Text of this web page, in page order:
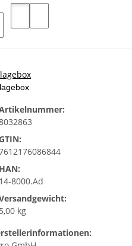
HAN:
14-8000.Ad
5,00 kg